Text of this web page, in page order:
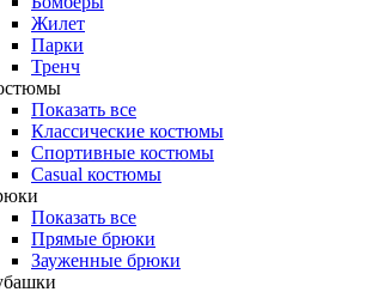
Жилет
Парки
Тренч
Показать все
Классические костюмы
Спортивные костюмы
Casual костюмы
Показать все
Прямые брюки
Зауженные брюки